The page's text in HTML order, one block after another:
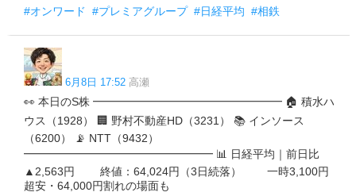
#オンワード
#プレミアグループ #日経平均 #相鉄
6月8日 17:52 高瀬
👀 本日のS株 ━━━━━━━━━━━━━━━━━ 🏠 積水ハ
ウス（1928） 🏢 野村不動産HD（3231） 📚 インソース
（6200） 📡 NTT（9432）
━━━━━━━━━━━━━━━━━ 📊 日経平均｜前日比
▲2,563円 終値：64,024円（3日続落） 一時3,100円
超安・64,000円割れの場面も